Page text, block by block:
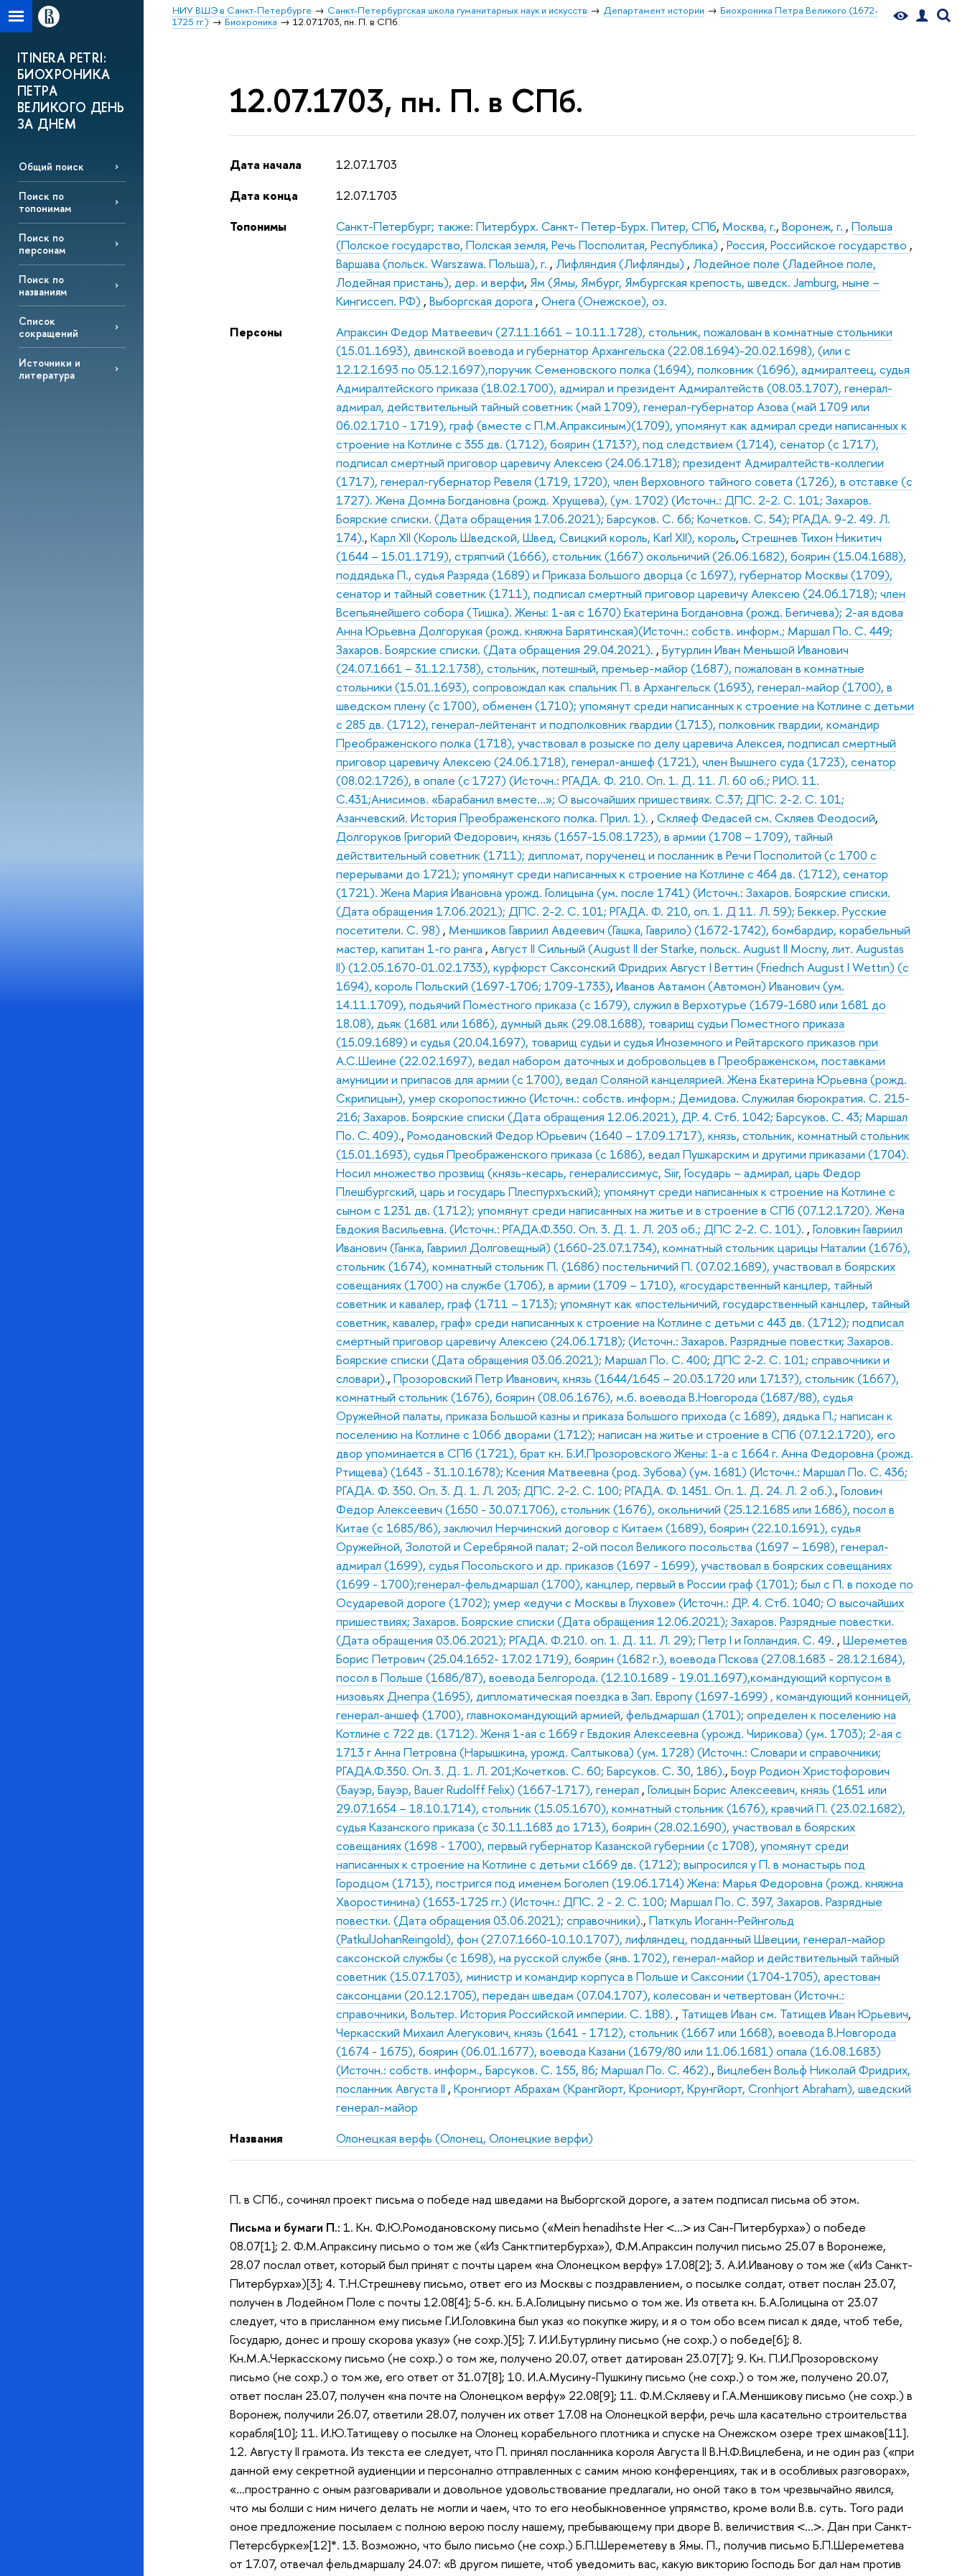
НИУ ВШЭ в Санкт-Петербурге Санкт-Петербургская школа гуманитарных наук и искусств Департамент истории
Биохроника Петра Великого (1672-
1725 гг.)
Биохроника 12.07.1703, пн. П. в СПб.
ITINERA PETRI:
БИОХРОНИКА
ПЕТРА
ВЕЛИКОГО ДЕНЬ
ЗА ДНЕМ
Общий поиск
Поиск по
топонимам
Поиск по
персонам
Поиск по
названиям
Список
сокращений
Источники и
литература
12.07.1703, пн. П. в СПб.
Дата начала
12.07.1703
Дата конца
12.07.1703
Топонимы
Санкт-Петербург; также: Питербурх. Санкт- Петер-Бурх. Питер, СПб, Москва, г.,Воронеж, г. ,Польша
(Полское государство, Полская земля, Речь Посполитая, Республика) ,Россия, Российское государство ,
Варшава (польск. Warszawa. Польша), г. ,Лифляндия (Лифлянды) ,Лодейное поле (Ладейное поле,
Лодейная пристань), дер. и верфи, Ям (Ямы, Ямбург, Ямбургская крепость, шведск. Jamburg, ныне –
Кингиссеп. РФ) ,Выборгская дорога ,Онега (Онежское), оз.
Персоны
Апраксин Федор Матвеевич (27.11.1661 – 10.11.1728), стольник, пожалован в комнатные стольники
(15.01.1693), двинской воевода и губернатор Архангельска (22.08.1694)-20.02.1698), (или с
12.12.1693 по 05.12.1697),поручик Семеновского полка (1694), полковник (1696), адмиралтеец, судья
Адмиралтейского приказа (18.02.1700), адмирал и президент Адмиралтейств (08.03.1707), генерал-
адмирал, действительный тайный советник (май 1709), генерал-губернатор Азова (май 1709 или
06.02.1710 - 1719), граф (вместе с П.М.Апраксиным)(1709), упомянут как адмирал среди написанных к
строение на Котлине с 355 дв. (1712), боярин (1713?), под следствием (1714), сенатор (с 1717),
подписал смертный приговор царевичу Алексею (24.06.1718); президент Адмиралтейств-коллегии
(1717), генерал-губернатор Ревеля (1719, 1720), член Верховного тайного совета (1726), в отставке (с
1727). Жена Домна Богдановна (рожд. Хрущева), (ум. 1702) (Источн.: ДПС. 2-2. С. 101; Захаров.
Боярские списки. (Дата обращения 17.06.2021); Барсуков. С. 66; Кочетков. С. 54); РГАДА. 9-2. 49. Л.
174).,Карл XII (Король Шведской, Швед, Свицкий король, Karl XII), король,Стрешнев Тихон Никитич
(1644 – 15.01.1719), стряпчий (1666), стольник (1667) окольничий (26.06.1682), боярин (15.04.1688),
поддядька П., судья Разряда (1689) и Приказа Большого дворца (с 1697), губернатор Москвы (1709),
сенатор и тайный советник (1711), подписал смертный приговор царевичу Алексею (24.06.1718); член
Всепьянейшего собора (Тишка). Жены: 1-ая с 1670) Екатерина Богдановна (рожд. Бегичева); 2-ая вдова
Анна Юрьевна Долгорукая (рожд. княжна Барятинская)(Источн.: собств. информ.; Маршал По. С. 449;
Захаров. Боярские списки. (Дата обращения 29.04.2021). ,Бутурлин Иван Меньшой Иванович
(24.07.1661 – 31.12.1738), стольник, потешный, премьер-майор (1687), пожалован в комнатные
стольники (15.01.1693), сопровождал как спальник П. в Архангельск (1693), генерал-майор (1700), в
шведском плену (с 1700), обменен (1710); упомянут среди написанных к строение на Котлине с детьми
с 285 дв. (1712), генерал-лейтенант и подполковник гвардии (1713), полковник гвардии, командир
Преображенского полка (1718), участвовал в розыске по делу царевича Алексея, подписал смертный
приговор царевичу Алексею (24.06.1718), генерал-аншеф (1721), член Вышнего суда (1723), сенатор
(08.02.1726), в опале (с 1727) (Источн.: РГАДА. Ф. 210. Оп. 1. Д. 11. Л. 60 об.; РИО. 11.
С.431;Анисимов. «Барабанил вместе…»; О высочайших пришествиях. С.37; ДПС. 2-2. С. 101;
Азанчевский. История Преображенского полка. Прил. 1). ,Скляеф Федасей см. Скляев Феодосий,
Долгоруков Григорий Федорович, князь (1657-15.08.1723), в армии (1708 – 1709), тайный
действительный советник (1711); дипломат, порученец и посланник в Речи Посполитой (с 1700 с
перерывами до 1721); упомянут среди написанных к строение на Котлине с 464 дв. (1712), сенатор
(1721). Жена Мария Ивановна урожд. Голицына (ум. после 1741) (Источн.: Захаров. Боярские списки.
(Дата обращения 17.06.2021); ДПС. 2-2. С. 101; РГАДА. Ф. 210, оп. 1. Д 11. Л. 59); Беккер. Русские
посетители. С. 98) , Меншиков Гавриил Авдеевич (Гашка, Гаврило) (1672-1742), бомбардир, корабельный
мастер, капитан 1-го ранга ,Август II Сильный (August II der Starke, польск. August II Mocny, лит. Augustas
II) (12.05.1670-01.02.1733), курфюрст Саксонский Фридрих Август I Веттин (Friedrich August I Wettin) (с
1694), король Польский (1697-1706; 1709-1733),Иванов Автамон (Автомон) Иванович (ум.
14.11.1709), подьячий Поместного приказа (с 1679), служил в Верхотурье (1679-1680 или 1681 до
18.08), дьяк (1681 или 1686), думный дьяк (29.08.1688), товарищ судьи Поместного приказа
(15.09.1689) и судья (20.04.1697), товарищ судьи и судья Иноземного и Рейтарского приказов при
А.С.Шеине (22.02.1697), ведал набором даточных и добровольцев в Преображенском, поставками
амуниции и припасов для армии (с 1700), ведал Соляной канцелярией. Жена Екатерина Юрьевна (рожд.
Скрипицын), умер скоропостижно (Источн.: собств. информ.; Демидова. Служилая бюрократия. С. 215-
216; Захаров. Боярские списки (Дата обращения 12.06.2021), ДР. 4. Стб. 1042; Барсуков. С. 43; Маршал
По. С. 409).,Ромодановский Федор Юрьевич (1640 – 17.09.1717), князь, стольник, комнатный стольник
(15.01.1693), судья Преображенского приказа (с 1686), ведал Пушкарским и другими приказами (1704).
Носил множество прозвищ (князь-кесарь, генералиссимус, Siir, Государь – адмирал, царь Федор
Плешбургский, царь и государь Плеспурхъский); упомянут среди написанных к строение на Котлине с
сыном с 1231 дв. (1712); упомянут среди написанных на житье и в строение в СПб (07.12.1720). Жена
Евдокия Васильевна. (Источн.: РГАДА.Ф.350. Оп. 3. Д. 1. Л. 203 об.; ДПС 2-2. С. 101). ,Головкин Гавриил
Иванович (Ганка, Гавриил Долговещный) (1660-23.07.1734), комнатный стольник царицы Наталии (1676),
стольник (1674), комнатный стольник П. (1686) постельничий П. (07.02.1689), участвовал в боярских
совещаниях (1700) на службе (1706), в армии (1709 – 1710), «государственный канцлер, тайный
советник и кавалер, граф (1711 – 1713); упомянут как «постельничий, государственный канцлер, тайный
советник, кавалер, граф» среди написанных к строение на Котлине с детьми с 443 дв. (1712); подписал
смертный приговор царевичу Алексею (24.06.1718); (Источн.: Захаров. Разрядные повестки; Захаров.
Боярские списки (Дата обращения 03.06.2021); Маршал По. С. 400; ДПС 2-2. С. 101; справочники и
словари).,Прозоровский Петр Иванович, князь (1644/1645 – 20.03.1720 или 1713?), стольник (1667),
комнатный стольник (1676), боярин (08.06.1676), м.б. воевода В.Новгорода (1687/88), судья
Оружейной палаты, приказа Большой казны и приказа Большого прихода (с 1689), дядька П.; написан к
поселению на Котлине с 1066 дворами (1712); написан на житье и строение в СПб (07.12.1720), его
двор упоминается в СПб (1721), брат кн. Б.И.Прозоровского Жены: 1-а с 1664 г. Анна Федоровна (рожд.
Ртищева) (1643 - 31.10.1678); Ксения Матвеевна (род. Зубова) (ум. 1681) (Источн.: Маршал По. С. 436;
РГАДА. Ф. 350. Оп. 3. Д. 1. Л. 203; ДПС. 2-2. С. 100; РГАДА. Ф. 1451. Оп. 1. Д. 24. Л. 2 об.).,Головин
Федор Алексеевич (1650 - 30.07.1706), стольник (1676), окольничий (25.12.1685 или 1686), посол в
Китае (с 1685/86), заключил Нерчинский договор с Китаем (1689), боярин (22.10.1691), судья
Оружейной, Золотой и Серебряной палат; 2-ой посол Великого посольства (1697 – 1698), генерал-
адмирал (1699), судья Посольского и др. приказов (1697 - 1699), участвовал в боярских совещаниях
(1699 - 1700);генерал-фельдмаршал (1700), канцлер, первый в России граф (1701); был с П. в походе по
Осударевой дороге (1702); умер «едучи с Москвы в Глухове» (Источн.: ДР. 4. Стб. 1040; О высочайших
пришествиях; Захаров. Боярские списки (Дата обращения 12.06.2021); Захаров. Разрядные повестки.
(Дата обращения 03.06.2021); РГАДА. Ф.210. оп. 1. Д. 11. Л. 29); Петр I и Голландия. С. 49. ,Шереметев
Борис Петрович (25.04.1652- 17.02 1719), боярин (1682 г.), воевода Пскова (27.08.1683 - 28.12.1684),
посол в Польше (1686/87), воевода Белгорода. (12.10.1689 - 19.01.1697),командующий корпусом в
низовьях Днепра (1695), дипломатическая поездка в Зап. Европу (1697-1699) , командующий конницей,
генерал-аншеф (1700), главнокомандующий армией, фельдмаршал (1701); определен к поселению на
Котлине с 722 дв. (1712). Женя 1-ая с 1669 г Евдокия Алексеевна (урожд. Чирикова) (ум. 1703); 2-ая с
1713 г Анна Петровна (Нарышкина, урожд. Салтыкова) (ум. 1728) (Источн.: Словари и справочники;
РГАДА.Ф.350. Оп. 3. Д. 1. Л. 201;Кочетков. С. 60; Барсуков. С. 30, 186).,Боур Родион Христофорович
(Бауэр, Бауэр, Bauer Rudolff Felix) (1667-1717), генерал ,Голицын Борис Алексеевич, князь (1651 или
29.07.1654 – 18.10.1714), стольник (15.05.1670), комнатный стольник (1676), кравчий П. (23.02.1682),
судья Казанского приказа (с 30.11.1683 до 1713), боярин (28.02.1690), участвовал в боярских
совещаниях (1698 - 1700), первый губернатор Казанской губернии (с 1708), упомянут среди
написанных к строение на Котлине с детьми с1669 дв. (1712); выпросился у П. в монастырь под
Городцом (1713), постригся под именем Боголеп (19.06.1714) Жена: Марья Федоровна (рожд. княжна
Хворостинина) (1653-1725 гг.) (Источн.: ДПС. 2 - 2. С. 100; Маршал По. С. 397, Захаров. Разрядные
повестки. (Дата обращения 03.06.2021); справочники).,Паткуль Иоганн-Рейнгольд
(PatkulJohanReingold), фон (27.07.1660-10.10.1707), лифляндец, подданный Швеции, генерал-майор
саксонской службы (с 1698), на русской службе (янв. 1702), генерал-майор и действительный тайный
советник (15.07.1703), министр и командир корпуса в Польше и Саксонии (1704-1705), арестован
саксонцами (20.12.1705), передан шведам (07.04.1707), колесован и четвертован (Источн.:
справочники, Вольтер. История Российской империи. С. 188). , Татищев Иван см. Татищев Иван Юрьевич,
Черкасский Михаил Алегукович, князь (1641 - 1712), стольник (1667 или 1668), воевода В.Новгорода
(1674 - 1675), боярин (06.01.1677), воевода Казани (1679/80 или 11.06.1681) опала (16.08.1683)
(Источн.: собств. информ., Барсуков. С. 155, 86; Маршал По. С. 462).,Вицлебен Вольф Николай Фридрих,
посланник Августа II ,Кронгиорт Абрахам (Крангйорт, Крониорт, Крунгйорт, Cronhjort Abraham), шведский
генерал-майор
Названия
Олонецкая верфь (Олонец, Олонецкие верфи)
П. в СПб., сочинял проект письма о победе над шведами на Выборгской дороге, а затем подписал письма об этом.
Письма и бумаги П.: 1. Кн. Ф.Ю.Ромодановскому письмо («Mein henadihste Her <…> из Сан-Питербурха») о победе
08.07[1]; 2. Ф.М.Апраксину письмо о том же («Из Санктпитербурха»), Ф.М.Апраксин получил письмо 25.07 в Воронеже,
28.07 послал ответ, который был принят с почты царем «на Олонецком верфу» 17.08[2]; 3. А.И.Иванову о том же («Из Санкт-
Питербурха»)[3]; 4. Т.Н.Стрешневу письмо, ответ его из Москвы с поздравлением, о посылке солдат, ответ послан 23.07,
получен в Лодейном Поле с почты 12.08[4]; 5-6. кн. Б.А.Голицыну письмо о том же. Из ответа кн. Б.А.Голицына от 23.07
следует, что в присланном ему письме Г.И.Головкина был указ «о покупке жиру, и я о том обо всем писал к дяде, чтоб тебе,
Государю, донес и прошу скорова указу» (не сохр.)[5]; 7. И.И.Бутурлину письмо (не сохр.) о победе[6]; 8.
Кн.М.А.Черкасскому письмо (не сохр.) о том же, получено 20.07, ответ датирован 23.07[7]; 9. Кн. П.И.Прозоровскому
письмо (не сохр.) о том же, его ответ от 31.07[8]; 10. И.А.Мусину-Пушкину письмо (не сохр.) о том же, получено 20.07,
ответ послан 23.07, получен «на почте на Олонецком верфу» 22.08[9]; 11. Ф.М.Скляеву и Г.А.Меншикову письмо (не сохр.) в
Воронеж, получили 26.07, ответили 28.07, получен их ответ 17.08 на Олонецкой верфи, речь шла касательно строительства
корабля[10]; 11. И.Ю.Татищеву о посылке на Олонец корабельного плотника и спуске на Онежском озере трех шмаков[11].
12. Августу II грамота. Из текста ее следует, что П. принял посланника короля Августа II В.Н.Ф.Вицлебена, и не один раз («при
данной ему секретной аудиенции и персонално отправленных с самим мною конференциях, так и в особливых разговорах»,
«…пространно с оным разговаривали и довольное удовольствование предлагали, но оной тако в том чрезвычайно явился,
что мы болши с ним ничего делать не могли и чаем, что то его необыкновенное упрямство, кроме воли В.в. суть. Того ради
оное предложение посылаем с полною верою послу нашему, пребывающему при дворе В. величиствия <…>. Дан при Санкт-
Петерсбурке»[12]*. 13. Возможно, что было письмо (не сохр.) Б.П.Шереметеву в Ямы. П., получив письмо Б.П.Шереметева
от 17.07, отвечал фельдмаршалу 24.07: «В другом пишете, чтоб уведомить вас, какую викторию Господь Бог дал нам против